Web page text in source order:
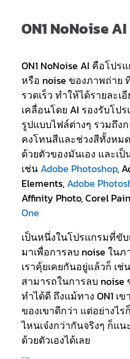
ON1 NoNoise AI
ON1 NoNoise AI คือโ
หรือ noise ของภาพถ่าย
รวดเร็ว ทำให้ได้รายละ
เคลื่อนโดย AI รองรับโป
รูปแบบไฟล์ต่างๆ รวมถึง
คงโทนสีและช่วงสีทั้งหม
ด้วยตัวของมันเอง และเ
เช่นAdobe Photoshop,
Elements,Adobe
Affinity Photo, Corel
One
เป็นหนึ่งในโปรแกรมที่ขั
มาเพื่อการลบ noise ใน
เราคุ้ยเคยกันอยู่แล้วก็ เช่น
สามารถในการลบ
ทำได้ดี ถึงแม้ทาง ON1 เข
ของเขาดีกว่า แต่อย่างไ
ไหนเจ๋งกว่ากันจริงๆ ก็แ
ด้วยตัวเองได้เลย